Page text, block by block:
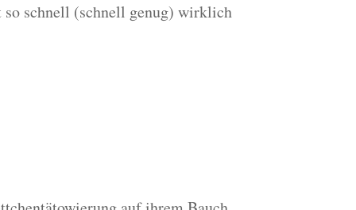
schnell (schnell genug) wirklich